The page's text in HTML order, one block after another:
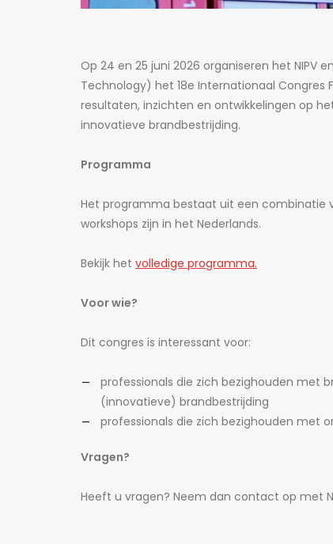
Op 24 en 25 juni 2026 organiseren het NIPV
Technology) het 18e Internationaal
resultaten, inzichten en ontwikkelingen op
innovatieve brandbestrijding.
Programma
Het programma bestaat uit een combinatie
workshops zijn in het Nederlands.
Bekijk het volledige programma.
Voor wie?
Dit congres is interessant voor:
professionals die zich bezighouden met
(innovatieve) brandbestrijding
professionals die zich bezighouden met
Vragen?
Heeft u vragen? Neem dan contact op met